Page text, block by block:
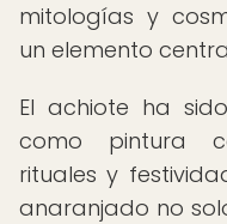
mitologías y
un elemento
El achiote ha
como pintura
rituales y
anaranjado no